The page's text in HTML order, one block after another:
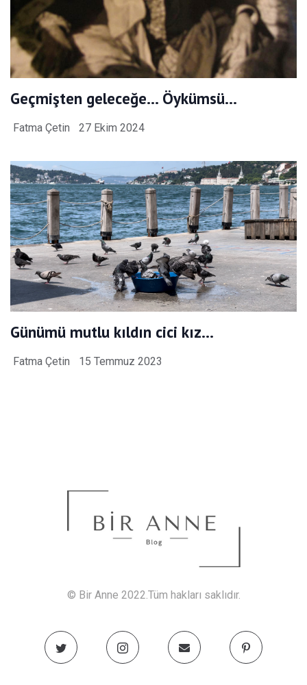
Geçmişten geleceğe… Öykümsü…
Fatma Çetin 27 Ekim 2024
Günümü mutlu kıldın cici kız…
Fatma Çetin 15 Temmuz 2023
© Bir Anne 2022.Tüm hakları saklıdır.